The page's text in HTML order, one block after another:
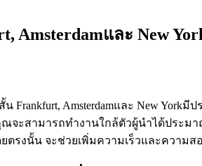
Amsterdamและ New
Frankfurt, Amsterdamและ New
ะสามารถทํางานใกล้ตัวผู้นําได้ประมา
รงนั้น จะช่วยเพิ่มความเร็วและความส